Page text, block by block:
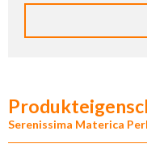
Serenissima Materica